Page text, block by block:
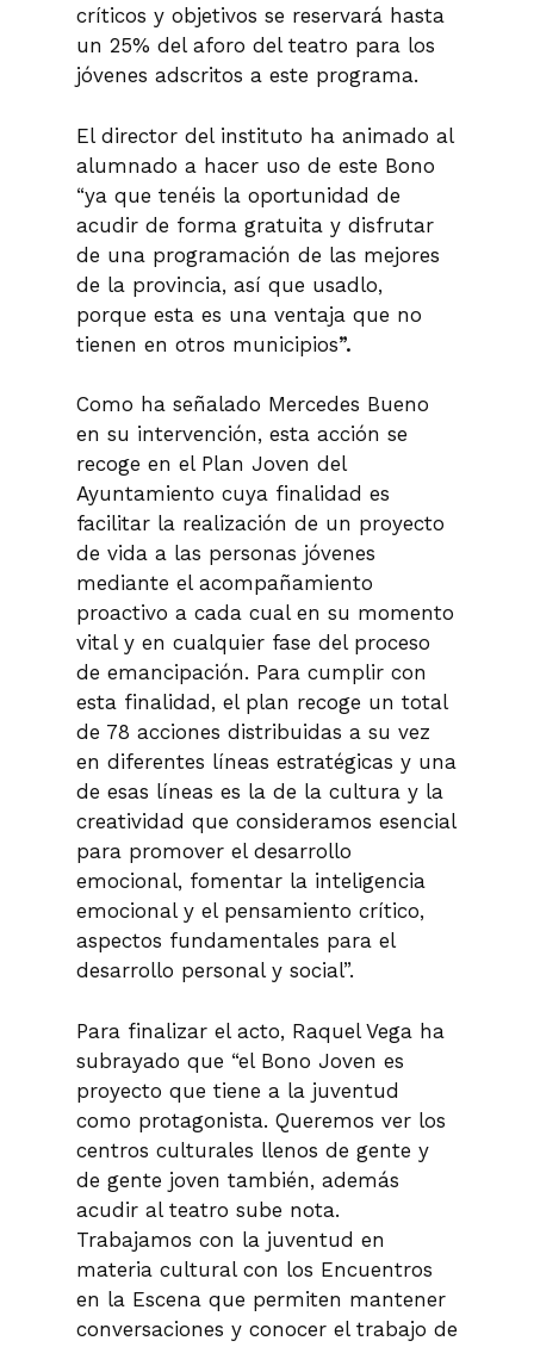
críticos y objetivos se reservará hasta
un 25% del aforo del teatro para los
jóvenes adscritos a este programa.
El director del instituto ha animado al
alumnado a hacer uso de este Bono
“ya que tenéis la oportunidad de
acudir de forma gratuita y disfrutar
de una programación de las mejores
de la provincia, así que usadlo,
porque esta es una ventaja que no
tienen en otros municipios”.
Como ha señalado Mercedes Bueno
en su intervención, esta acción se
recoge en el Plan Joven del
Ayuntamiento cuya finalidad es
facilitar la realización de un proyecto
de vida a las personas jóvenes
mediante el acompañamiento
proactivo a cada cual en su momento
vital y en cualquier fase del proceso
de emancipación. Para cumplir con
esta finalidad, el plan recoge un total
de 78 acciones distribuidas a su vez
en diferentes líneas estratégicas y una
de esas líneas es la de la cultura y la
creatividad que consideramos esencial
para promover el desarrollo
emocional, fomentar la inteligencia
emocional y el pensamiento crítico,
aspectos fundamentales para el
desarrollo personal y social”.
Para finalizar el acto, Raquel Vega ha
subrayado que “el Bono Joven es
proyecto que tiene a la juventud
como protagonista. Queremos ver los
centros culturales llenos de gente y
de gente joven también, además
acudir al teatro sube nota.
Trabajamos con la juventud en
materia cultural con los Encuentros
en la Escena que permiten mantener
conversaciones y conocer el trabajo de